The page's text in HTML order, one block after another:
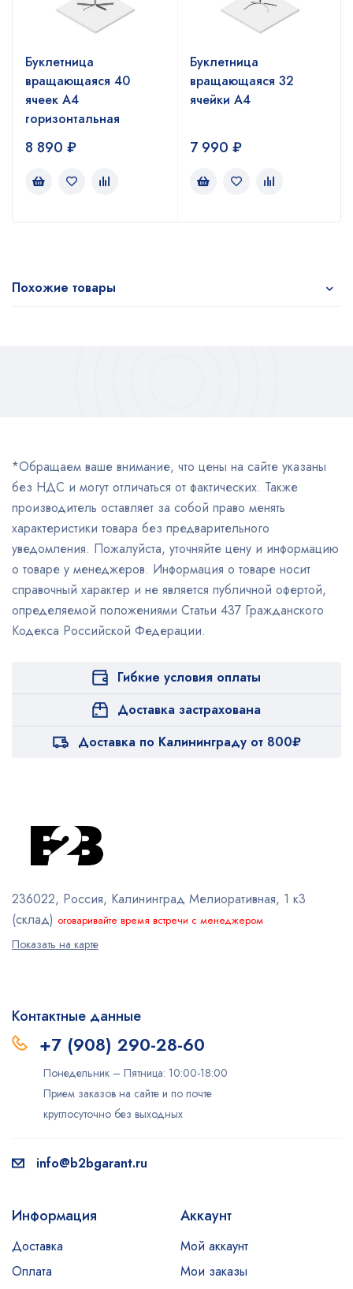
Буклетница
вращающаяся 40
ячеек А4
горизонтальная
8 890 ₽
Буклетница
вращающаяся 32
ячейки А4
7 990 ₽
Похожие товары
*Обращаем ваше внимание, что цены на сайте указаны
без НДС и могут отличаться от фактических. Также
производитель оставляет за собой право менять
характеристики товара без предварительного
уведомления. Пожалуйста, уточняйте цену и информацию
о товаре у менеджеров. Информация о товаре носит
справочный характер и не является публичной офертой,
определяемой положениями Статьи 437 Гражданского
Кодекса Российской Федерации.
Гибкие условия оплаты
Доставка застрахована
Доставка по Калининграду от 800₽
236022, Россия, Калининград Мелиоративная, 1 к3
(склад) оговаривайте время встречи с менеджером
Показать на карте
Контактные данные
+7 (908) 290-28-60
Понедельник – Пятница: 10:00-18:00
Прием заказов на сайте и по почте
круглосуточно без выходных
info@b2bgarant.ru
Информация
Доставка
Оплата
Аккаунт
Мой аккаунт
Мои заказы